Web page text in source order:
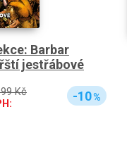
Barbar
jestřábové
Kč
-10%